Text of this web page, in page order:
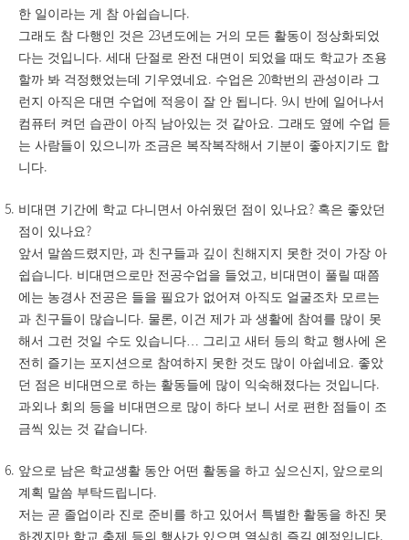
한 일이라는 게 참 아쉽습니다.
그래도 참 다행인 것은 23년도에는 거의 모든 활동이 정상화되었
다는 것입니다. 세대 단절로 완전 대면이 되었을 때도 학교가 조용
할까 봐 걱정했었는데 기우였네요. 수업은 20학번의 관성이라 그
런지 아직은 대면 수업에 적응이 잘 안 됩니다. 9시 반에 일어나서
컴퓨터 켜던 습관이 아직 남아있는 것 같아요. 그래도 옆에 수업 듣
는 사람들이 있으니까 조금은 복작복작해서 기분이 좋아지기도 합
니다.
비대면 기간에 학교 다니면서 아쉬웠던 점이 있나요? 혹은 좋았던
점이 있나요?
앞서 말씀드렸지만, 과 친구들과 깊이 친해지지 못한 것이 가장 아
쉽습니다. 비대면으로만 전공수업을 들었고, 비대면이 풀릴 때쯤
에는 농경사 전공은 들을 필요가 없어져 아직도 얼굴조차 모르는
과 친구들이 많습니다. 물론, 이건 제가 과 생활에 참여를 많이 못
해서 그런 것일 수도 있습니다… 그리고 새터 등의 학교 행사에 온
전히 즐기는 포지션으로 참여하지 못한 것도 많이 아쉽네요. 좋았
던 점은 비대면으로 하는 활동들에 많이 익숙해졌다는 것입니다.
과외나 회의 등을 비대면으로 많이 하다 보니 서로 편한 점들이 조
금씩 있는 것 같습니다.
앞으로 남은 학교생활 동안 어떤 활동을 하고 싶으신지 , 앞으로의
계획 말씀 부탁드립니다.
저는 곧 졸업이라 진로 준비를 하고 있어서 특별한 활동을 하진 못
하겠지만 학교 축제 등의 행사가 있으면 열심히 즐길 예정입니다.